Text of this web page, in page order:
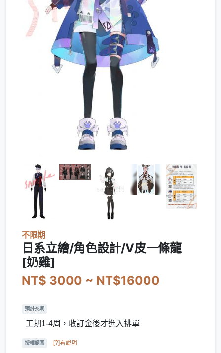
不限期
日系立繪/角色設計/V皮一條龍
[奶雞]
NT$ 3000 ~ NT$16000
預計交期
工期1-4周，收訂金後才進入排單
授權範圍 [?]看說明